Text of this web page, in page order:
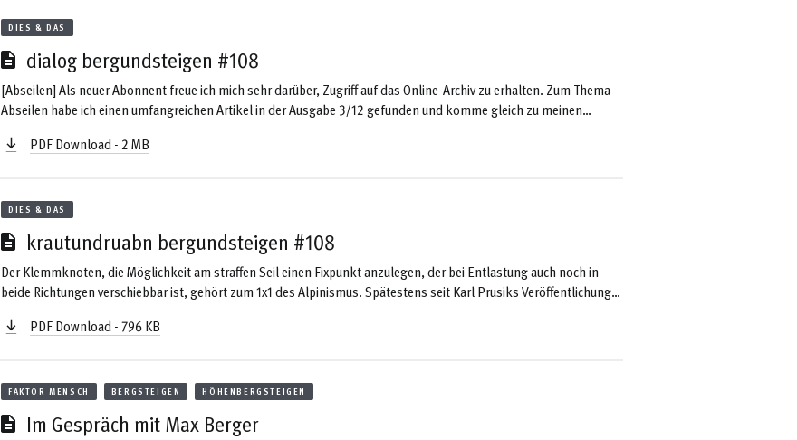
DIES & DAS
dialog bergundsteigen #108
[Abseilen] Als neuer Abonnent freue ich mich sehr darüber, Zugriff auf das Online-Archiv zu erhalten. Zum Thema
Abseilen habe ich einen umfangreichen Artikel in der Ausgabe 3/12 gefunden und komme gleich zu meinen
bestimmten Knoten ins Seilende zu knüpfen, welcher garantiert, dass, falls man beim Abziehen vergisst diesen
PDF Download - 2 MB
DIES & DAS
krautundruabn bergundsteigen #108
Der Klemmknoten, die Möglichkeit am straffen Seil einen Fixpunkt anzulegen, der bei Entlastung auch noch in
beide Richtungen verschiebbar ist, gehört zum 1x1 des Alpinismus. Spätestens seit Karl Prusiks Veröffentlichung
Jahr 1931 ist dem Alpinisten in der Selbst- und Kameradenhilfe in der behelfsmäßigen und in der planmäßigen
PDF Download - 796 KB
FAKTOR MENSCH BERGSTEIGEN HÖHENBERGSTEIGEN
Im Gespräch mit Max Berger